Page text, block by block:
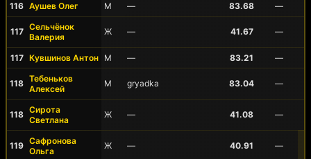
116 Аушев Олег М — 83.68 —
117 Сельчёнок
Валерия
Ж — 41.67 —
117 Кувшинов Антон М — 83.21 —
118 Тебеньков
Алексей
М gryadka 83.04 —
118 Сирота
Светлана
Ж — 41.08 —
119 Сафронова
Ольга
Ж — 40.91 —